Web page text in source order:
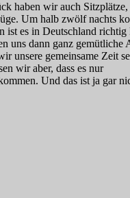
haben wir auch Sitzplätze,
Um halb zwölf nachts
ist es in Deutschland richtig
uns dann ganz gemütliche
unsere gemeinsame Zeit
wir aber, dass es nur
Und das ist ja gar